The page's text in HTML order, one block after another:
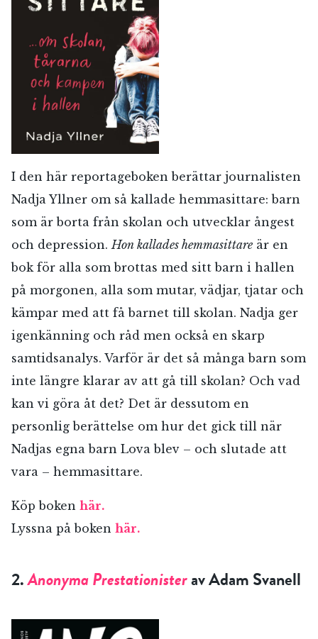
I den här reportageboken berättar journalisten
Nadja Yllner om så kallade hemmasittare: barn
som är borta från skolan och utvecklar ångest
och depression. Hon kallades hemmasittare är en
bok för alla som brottas med sitt barn i hallen
på morgonen, alla som mutar, vädjar, tjatar och
kämpar med att få barnet till skolan. Nadja ger
igenkänning och råd men också en skarp
samtidsanalys. Varför är det så många barn som
inte längre klarar av att gå till skolan? Och vad
kan vi göra åt det? Det är dessutom en
personlig berättelse om hur det gick till när
Nadjas egna barn Lova blev – och slutade att
vara – hemmasittare.
Köp boken här.
Lyssna på boken här.
2.Anonyma Prestationisterav Adam Svanell